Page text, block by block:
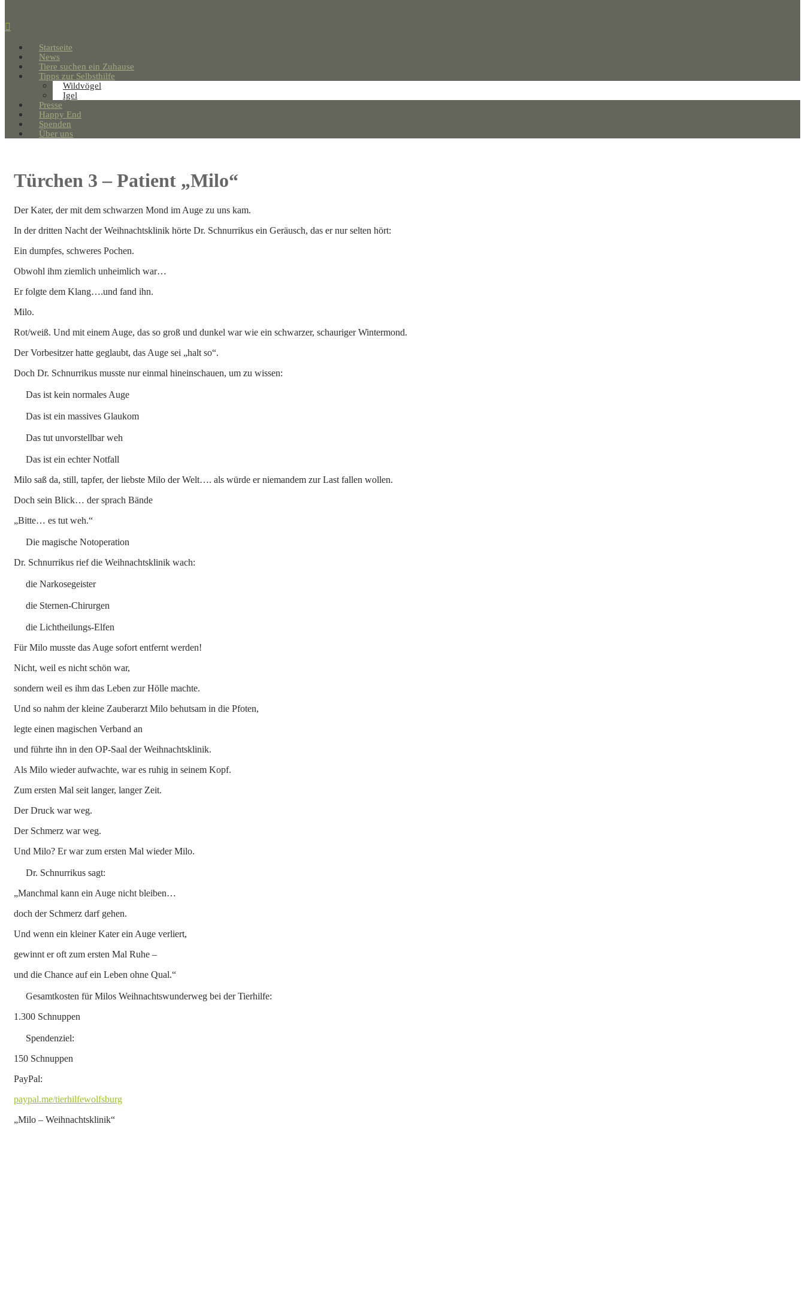
Startseite
News
Tiere suchen ein Zuhause
Tipps zur Selbsthilfe
Wildvögel
Igel
Presse
Happy End
Spenden
Über uns
Türchen 3 – Patient „Milo“
Der Kater, der mit dem schwarzen Mond im Auge zu uns kam.
In der dritten Nacht der Weihnachtsklinik hörte Dr. Schnurrikus ein Geräusch, das er nur selten hört:
Ein dumpfes, schweres Pochen.
Obwohl ihm ziemlich unheimlich war…
Er folgte dem Klang….und fand ihn.
Milo.
Rot/weiß. Und mit einem Auge, das so groß und dunkel war wie ein schwarzer, schauriger Wintermond.
Der Vorbesitzer hatte geglaubt, das Auge sei „halt so“.
Doch Dr. Schnurrikus musste nur einmal hineinschauen, um zu wissen:
Das ist kein normales Auge
Das ist ein massives Glaukom
Das tut unvorstellbar weh
Das ist ein echter Notfall
Milo saß da, still, tapfer, der liebste Milo der Welt…. als würde er niemandem zur Last fallen wollen.
Doch sein Blick… der sprach Bände
„Bitte… es tut weh.“
Die magische Notoperation
Dr. Schnurrikus rief die Weihnachtsklinik wach:
die Narkosegeister
die Sternen-Chirurgen
die Lichtheilungs-Elfen
Für Milo musste das Auge sofort entfernt werden!
Nicht, weil es nicht schön war,
sondern weil es ihm das Leben zur Hölle machte.
Und so nahm der kleine Zauberarzt Milo behutsam in die Pfoten,
legte einen magischen Verband an
und führte ihn in den OP-Saal der Weihnachtsklinik.
Als Milo wieder aufwachte, war es ruhig in seinem Kopf.
Zum ersten Mal seit langer, langer Zeit.
Der Druck war weg.
Der Schmerz war weg.
Und Milo? Er war zum ersten Mal wieder Milo.
Dr. Schnurrikus sagt:
„Manchmal kann ein Auge nicht bleiben…
doch der Schmerz darf gehen.
Und wenn ein kleiner Kater ein Auge verliert,
gewinnt er oft zum ersten Mal Ruhe –
und die Chance auf ein Leben ohne Qual.“
Gesamtkosten für Milos Weihnachtswunderweg bei der Tierhilfe:
1.300 Schnuppen
Spendenziel:
150 Schnuppen
PayPal:
paypal.me/tierhilfewolfsburg
„Milo – Weihnachtsklinik“